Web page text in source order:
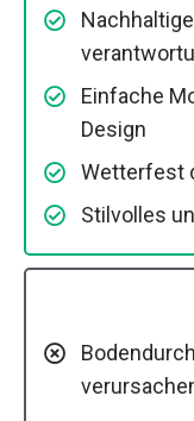
Einfache
Design
Wetterfest
Stilvolles